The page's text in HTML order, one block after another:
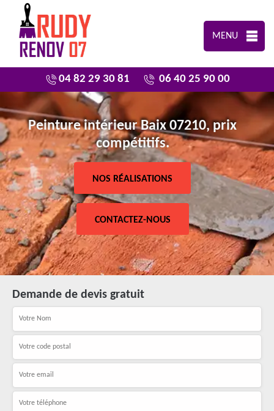
MENU
04 82 29 30 81 06 40 25 90 00
Peinture intérieur Baix 07210, prix
compétitifs.
NOS RÉALISATIONS
CONTACTEZ-NOUS
Demande de devis gratuit